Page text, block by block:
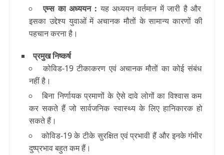
एम्स का अध्ययन : यह अध्ययन वर्तमान में जारी है और
इसका उद्देश्य युवाओं में अचानक मौतों के सामान्य कारणों की
पहचान करना है।
प्रमुख निष्कर्ष
कोविड-19 टीकाकरण एवं अचानक मौतों का कोई संबंध
नहीं है।
बिना निर्णायक प्रमाणों के ऐसे दावे लोगों का विश्वास कम
कर सकते हैं जो सार्वजनिक स्वास्थ्य के लिए हानिकारक हो
सकते हैं।
कोविड-19 के टीके सुरक्षित एवं प्रभावी हैं और इनके गंभीर
दुष्प्रभाव बहुत कम हैं।